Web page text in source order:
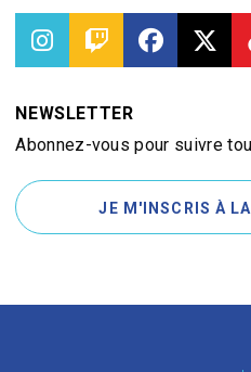
NEWSLETTER
Abonnez-vous pour suivre
JE M'INSCRIS À